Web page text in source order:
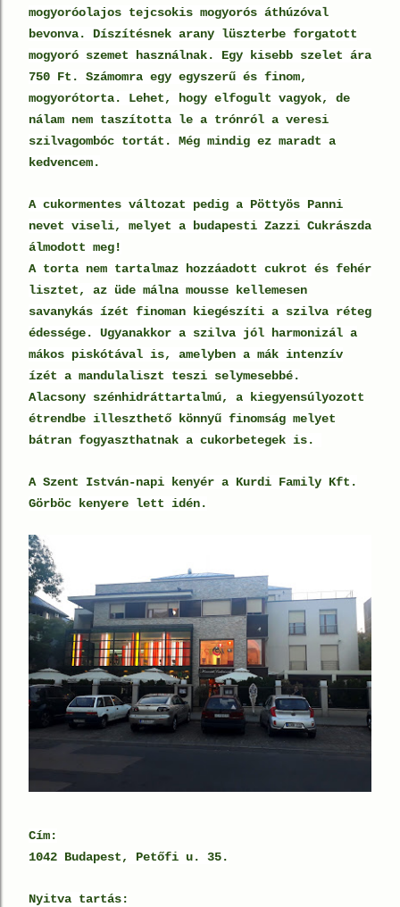
mogyoróolajos tejcsokis mogyorós áthúzóval
bevonva. Díszítésnek arany lüszterbe forgatott
mogyoró szemet használnak. Egy kisebb szelet ára
750 Ft. Számomra egy egyszerű és finom,
mogyorótorta. Lehet, hogy elfogult vagyok, de
nálam nem taszította le a trónról a veresi
szilvagombóc tortát. Még mindig ez maradt a
kedvencem.
A cukormentes változat pedig a Pöttyös Panni
nevet viseli, melyet a budapesti Zazzi Cukrászda
álmodott meg!
A torta nem tartalmaz hozzáadott cukrot és fehér
lisztet, az üde málna mousse kellemesen
savanykás ízét finoman kiegészíti a szilva réteg
édessége. Ugyanakkor a szilva jól harmonizál a
mákos piskótával is, amelyben a mák intenzív
ízét a mandulaliszt teszi selymesebbé.
Alacsony szénhidráttartalmú, a kiegyensúlyozott
étrendbe illeszthető könnyű finomság melyet
bátran fogyaszthatnak a cukorbetegek is.
A Szent István-napi kenyér a Kurdi Family Kft.
Görböc kenyere lett idén.
Cím:
1042 Budapest, Petőfi u. 35.
Nyitva tartás: